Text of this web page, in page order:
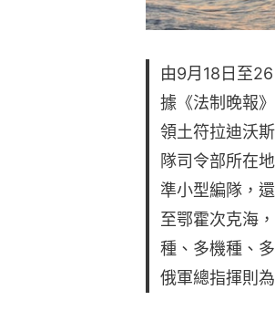
由9月18日至
據《法制晚報
領土符拉迪沃
隊司令部所在
準小型編隊，
至鄂霍次克海
種、多機種、
俄軍總指揮則